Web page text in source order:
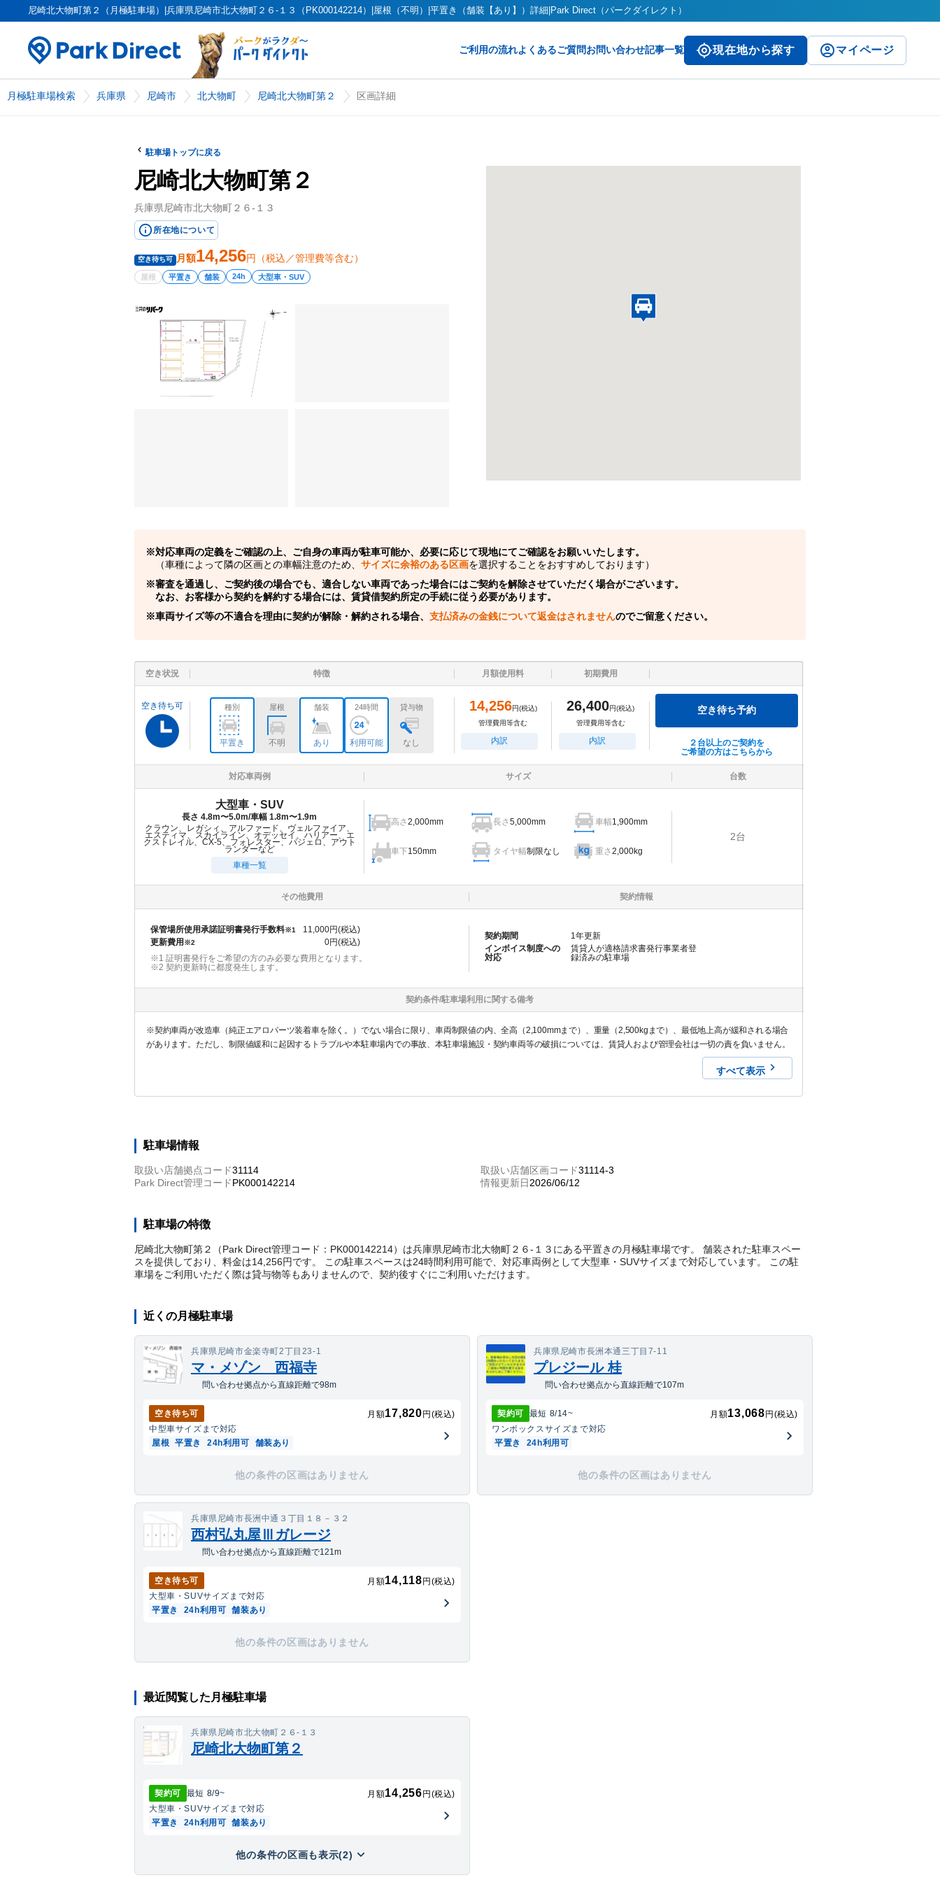
尼崎北大物町第２（月極駐車場）|兵庫県尼崎市北大物町２６‐１３（PK000142214）|屋根（不明）|平置き（舗装【あり】）詳細|Park Direct（パークダイレクト）
ご利用の流れよくあるご質問お問い合わせ記事一覧 現在地から探す マイページ
月極駐車場検索 兵庫県 尼崎市 北大物町 尼崎北大物町第２ 区画詳細
駐車場トップに戻る
尼崎北大物町第２
兵庫県尼崎市北大物町２６‐１３
所在地について
空き待ち可 月額14,256円（税込／管理費等含む）
屋根 平置き 舗装 24h 大型車・SUV
対応車両の定義をご確認の上、ご自身の車両が駐車可能か、必要に応じて現地にてご確認をお願いいたします。
（車種によって隣の区画との車幅注意のため、 サイズに余裕のある区画を選択することをおすすめしております）
審査を通過し、ご契約後の場合でも、適合しない車両であった場合にはご契約を解除させていただく場合がございます。
なお、お客様から契約を解約する場合には、賃貸借契約所定の手続に従う必要があります。
車両サイズ等の不適合を理由に契約が解除・解約される場合、 支払済みの金銭について返金はされませんのでご留意ください。
空き状況 特徴 月額使用料 初期費用
空き待ち可 種別
平置き
屋根
不明
舗装
あり
24時間
利用可能
貸与物
なし
14,256円(税込)
管理費用等含む
内訳
26,400円(税込)
管理費用等含む
内訳
空き待ち予約
２台以上のご契約を
ご希望の方はこちらから
対応車両例 サイズ 台数
大型車・SUV
長さ 4.8m〜5.0m/車幅 1.8m〜1.9m
クラウン、レガシィ、アルファード、ヴェルファイア、
エスティマ、スカイライン、オデッセイ、ハリアー、エ
クストレイル、CX-5、フォレスター、パジェロ、アウト
ランダーなど
車種一覧
高さ2,000mm 長さ5,000mm 車幅1,900mm
車下150mm タイヤ幅制限なし 重さ2,000kg
2台
その他費用 契約情報
保管場所使用承諾証明書発行手数料※1 11,000円(税込)
更新費用※2 0円(税込)
※1 証明書発行をご希望の方のみ必要な費用となります。
※2 契約更新時に都度発生します。
契約期間 1年更新
インボイス制度への
対応
賃貸人が適格請求書発行事業者登
録済みの駐車場
契約条件/駐車場利用に関する備考
※契約車両が改造車（純正エアロパーツ装着車を除く。）でない場合に限り、車両制限値の内、全高（2,100mmまで）、重量（2,500kgまで）、最低地上高が緩和される場合
があります。ただし、制限値緩和に起因するトラブルや本駐車場内での事故、本駐車場施設・契約車両等の破損については、賃貸人および管理会社は一切の責を負いません。
すべて表示
駐車場情報
取扱い店舗拠点コード31114 取扱い店舗区画コード31114-3
Park Direct管理コードPK000142214 情報更新日2026/06/12
駐車場の特徴
尼崎北大物町第２（Park Direct管理コード：PK000142214）は兵庫県尼崎市北大物町２６‐１３にある平置きの月極駐車場です。 舗装された駐車スペー
スを提供しており、料金は14,256円です。 この駐車スペースは24時間利用可能で、対応車両例として大型車・SUVサイズまで対応しています。 この駐
車場をご利用いただく際は貸与物等もありませんので、契約後すぐにご利用いただけます。
近くの月極駐車場
兵庫県尼崎市金楽寺町2丁目23-1
マ・メゾン 西福寺
問い合わせ拠点から直線距離で98m
空き待ち可 月額17,820 円(税込)
中型車サイズまで対応
屋根 平置き 24h利用可 舗装あり
他の条件の区画はありません
兵庫県尼崎市長洲本通三丁目7-11
プレジール 桂
問い合わせ拠点から直線距離で107m
契約可 最短 8/14~ 月額13,068 円(税込)
ワンボックスサイズまで対応
平置き
24h利用可
他の条件の区画はありません
兵庫県尼崎市長洲中通３丁目１８－３２
西村弘丸屋Ⅲガレージ
問い合わせ拠点から直線距離で121m
空き待ち可 月額14,118 円(税込)
大型車・SUVサイズまで対応
平置き
24h利用可 舗装あり
他の条件の区画はありません
最近閲覧した月極駐車場
兵庫県尼崎市北大物町２６‐１３
尼崎北大物町第２
契約可 最短 8/9~ 月額14,256 円(税込)
大型車・SUVサイズまで対応
平置き
24h利用可 舗装あり
他の条件の区画も表示(2)